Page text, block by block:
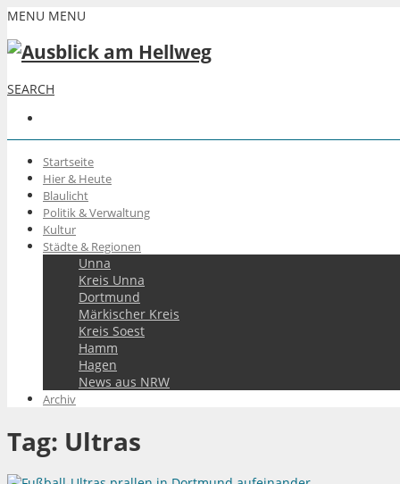
MENU MENU
SEARCH
Startseite
Hier & Heute
Blaulicht
Politik & Verwaltung
Kultur
Städte & Regionen
Unna
Kreis Unna
Dortmund
Märkischer Kreis
Kreis Soest
Hamm
Hagen
News aus NRW
Archiv
Tag: Ultras